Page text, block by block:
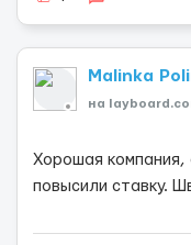
Malinka
на
Хорошая
повысили ставку.